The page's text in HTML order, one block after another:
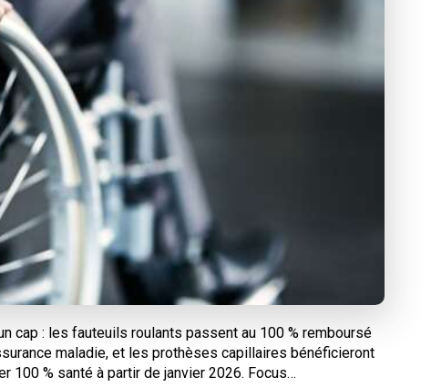
cap : les fauteuils roulants passent au 100 % remboursé
maladie, et les prothèses capillaires bénéficieront
100 % santé à partir de janvier 2026. Focus…